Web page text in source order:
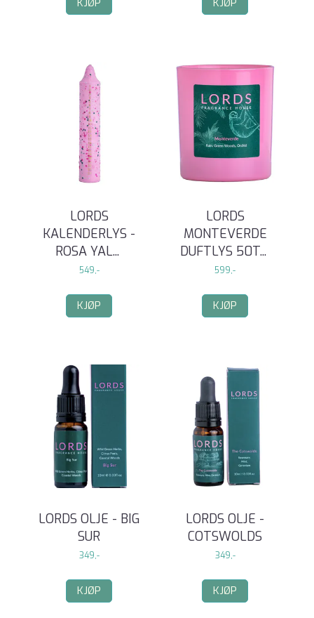
KJØP KJØP
LORDS
KALENDERLYS -
ROSA YAL...
549,-
KJØP
LORDS
MONTEVERDE
DUFTLYS 50T...
599,-
KJØP
LORDS OLJE - BIG
SUR
349,-
KJØP
LORDS OLJE -
COTSWOLDS
349,-
KJØP